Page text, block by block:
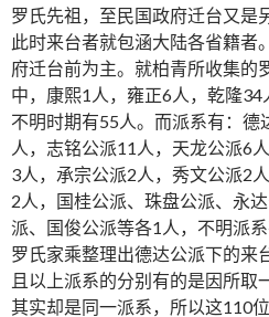
罗氏先祖，至民国政府迁台又是
此时来台者就包涵大陆各省籍者
府迁台前为主。就柏青所收集的
中，康熙1人，雍正6人，乾隆34
不明时期有55人。而派系有：德
人，志铭公派11人，天龙公派6
3人，承宗公派2人，秀文公派2
2人，国桂公派、珠盘公派、永
派、国俊公派等各1人，不明派
罗氏家乘整理出德达公派下的来
且以上派系的分别有的是因所取
其实却是同一派系，所以这110